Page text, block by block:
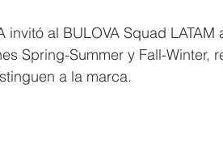
al BULOVA Squad LATAM
Spring-Summer y Fall-Winter,
a la marca.